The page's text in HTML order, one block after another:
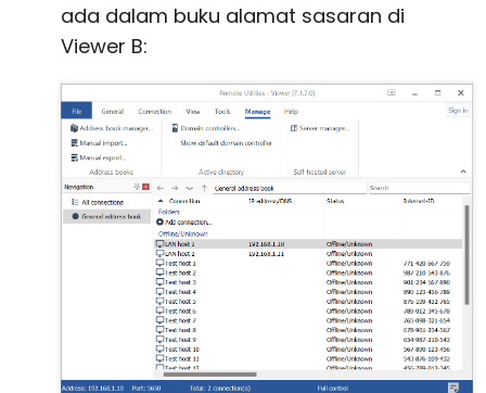
ada dalam buku alamat sasaran di
Viewer B: